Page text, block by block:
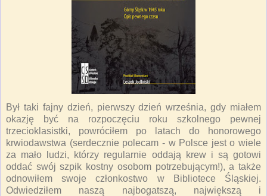
Był taki fajny dzień, pierwszy dzień września, gdy miałem
okazję być na rozpoczęciu roku szkolnego pewnej
trzecioklasistki, powróciłem po latach do honorowego
krwiodawstwa (serdecznie polecam - w Polsce jest o wiele
za mało ludzi, którzy regularnie oddają krew i są gotowi
oddać swój szpik kostny osobom potrzebującym!), a także
odnowiłem swoje członkostwo w Bibliotece Śląskiej.
Odwiedziłem naszą najbogatszą, największą i